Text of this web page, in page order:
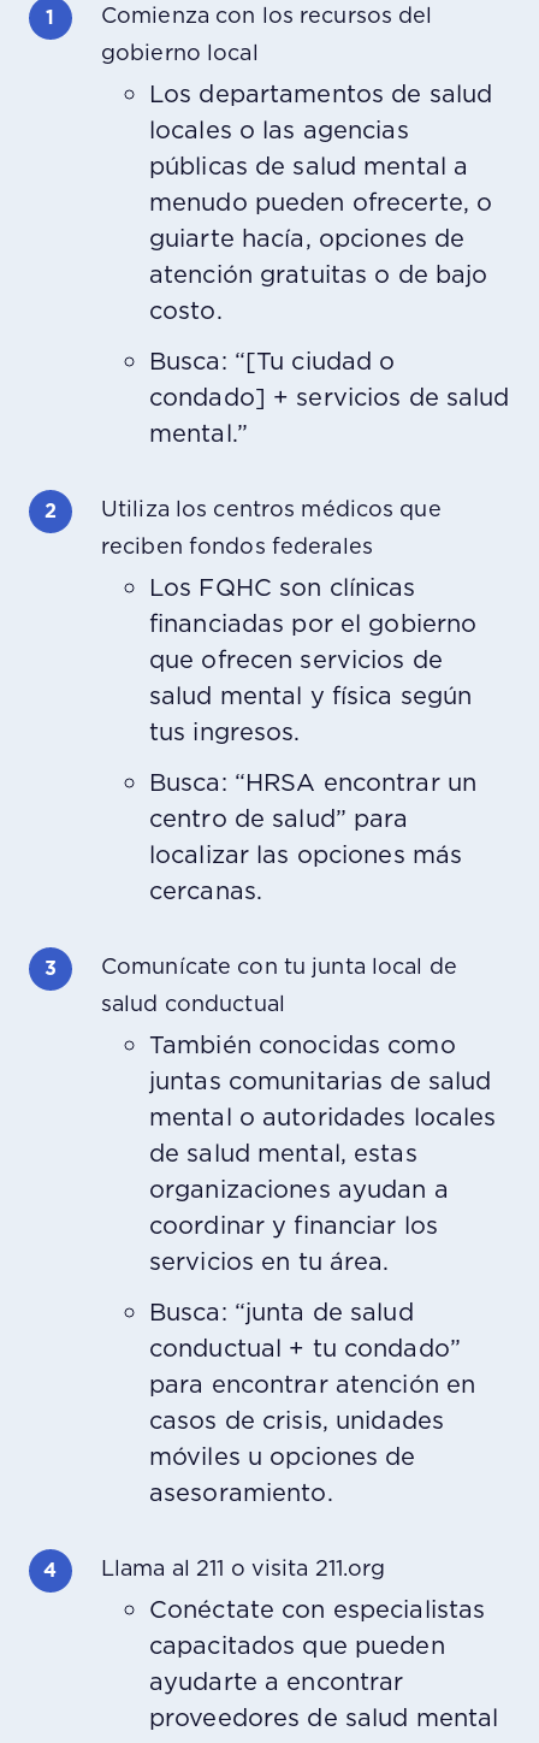
Comienza con los recursos del
gobierno local
Los departamentos de salud
locales o las agencias
públicas de salud mental a
menudo pueden ofrecerte, o
guiarte hacía, opciones de
atención gratuitas o de bajo
costo.
Busca: “[Tu ciudad o
condado] + servicios de salud
mental.”
Utiliza los centros médicos que
reciben fondos federales
Los FQHC son clínicas
financiadas por el gobierno
que ofrecen servicios de
salud mental y física según
tus ingresos.
Busca: “HRSA encontrar un
centro de salud” para
localizar las opciones más
cercanas.
Comunícate con tu junta local de
salud conductual
También conocidas como
juntas comunitarias de salud
mental o autoridades locales
de salud mental, estas
organizaciones ayudan a
coordinar y financiar los
servicios en tu área.
Busca: “junta de salud
conductual + tu condado”
para encontrar atención en
casos de crisis, unidades
móviles u opciones de
asesoramiento.
Llama al 211 o visita 211.org
Conéctate con especialistas
capacitados que pueden
ayudarte a encontrar
proveedores de salud mental